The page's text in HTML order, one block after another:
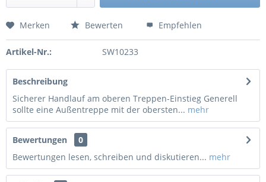
Merken Bewerten Empfehlen
Artikel-Nr.: SW10233
Beschreibung
Sicherer Handlauf am oberen Treppen-Einstieg Generell
sollte eine Außentreppe mit der obersten... mehr
Bewertungen
0
Bewertungen lesen, schreiben und diskutieren... mehr